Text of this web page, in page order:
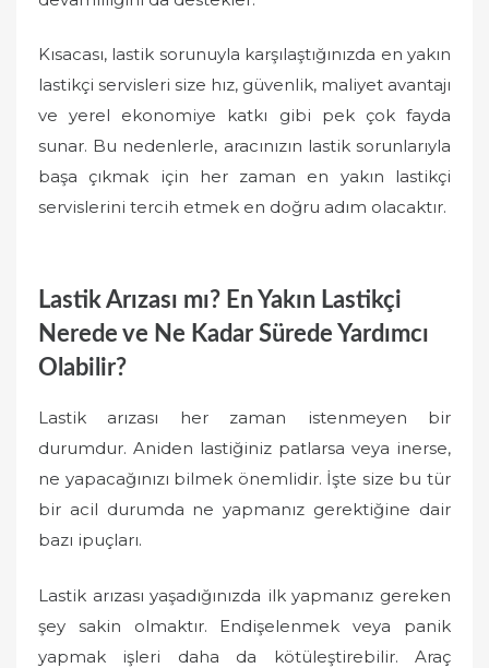
Kısacası, lastik sorunuyla karşılaştığınızda en yakın
lastikçi servisleri size hız, güvenlik, maliyet avantajı
ve yerel ekonomiye katkı gibi pek çok fayda
sunar. Bu nedenlerle, aracınızın lastik sorunlarıyla
başa çıkmak için her zaman en yakın lastikçi
servislerini tercih etmek en doğru adım olacaktır.
Lastik Arızası mı? En Yakın Lastikçi
Nerede ve Ne Kadar Sürede Yardımcı
Olabilir?
Lastik arızası her zaman istenmeyen bir
durumdur. Aniden lastiğiniz patlarsa veya inerse,
ne yapacağınızı bilmek önemlidir. İşte size bu tür
bir acil durumda ne yapmanız gerektiğine dair
bazı ipuçları.
Lastik arızası yaşadığınızda ilk yapmanız gereken
şey sakin olmaktır. Endişelenmek veya panik
yapmak işleri daha da kötüleştirebilir. Araç